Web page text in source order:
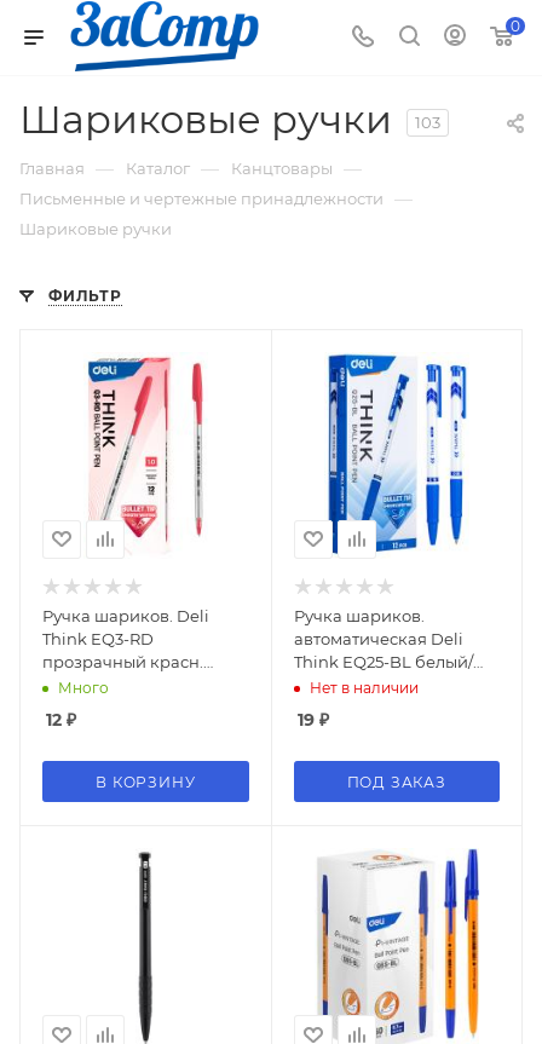
0
Шариковые ручки 103
Главная — Каталог — Канцтовары —
Письменные и чертежные принадлежности —
Шариковые ручки
ФИЛЬТР
Ручка шариков. Deli
Think EQ3-RD
прозрачный красн.
черн. линия 1мм
Много
12 ₽
В КОРЗИНУ
Ручка шариков.
автоматическая Deli
Think EQ25-BL белый/
синий d=0.7мм син.
Нет в наличии
19₽
ПОД ЗАКАЗ